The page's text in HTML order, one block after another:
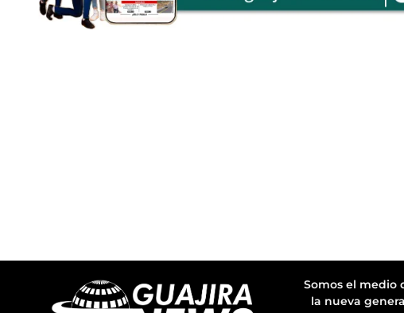
Somos el medio
la nueva